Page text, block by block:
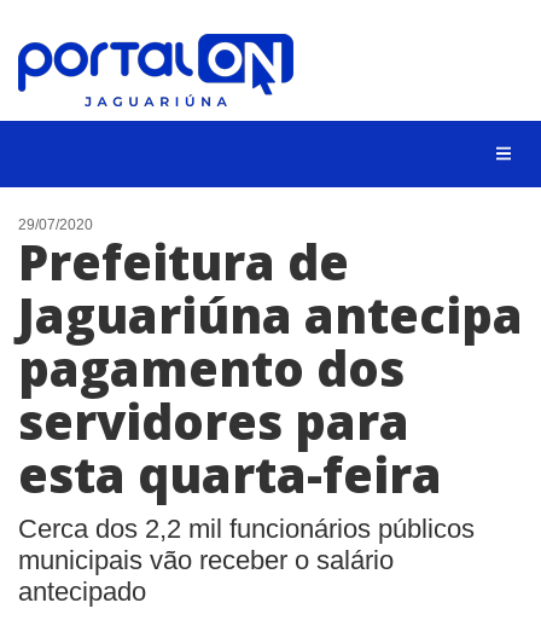
NOTÍCIAS
LISTA DIGITAL
CONTATO
ANUNCIE
29/07/2020
Prefeitura de
Jaguariúna antecipa
pagamento dos
servidores para
esta quarta-feira
Cerca dos 2,2 mil funcionários públicos
municipais vão receber o salário
antecipado